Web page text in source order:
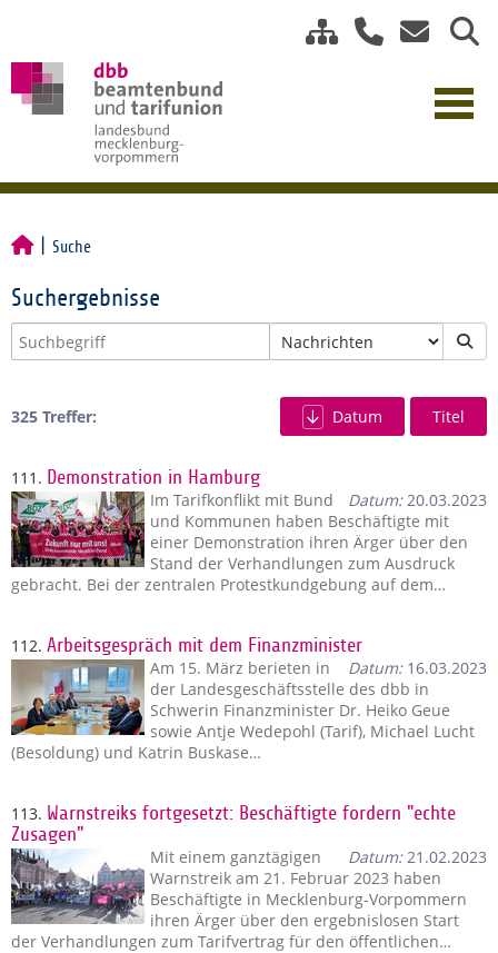
Suche
Suchergebnisse
325 Treffer: Datum Titel
111. Demonstration in Hamburg
Datum:20.03.2023
Im Tarifkonflikt mit Bund
und Kommunen haben Beschäftigte mit
einer Demonstration ihren Ärger über den
Stand der Verhandlungen zum Ausdruck
gebracht. Bei der zentralen Protestkundgebung auf dem…
112. Arbeitsgespräch mit dem Finanzminister
Datum:16.03.2023
Am 15. März berieten in
der Landesgeschäftsstelle des dbb in
Schwerin Finanzminister Dr. Heiko Geue
sowie Antje Wedepohl (Tarif), Michael Lucht
(Besoldung) und Katrin Buskase…
113. Warnstreiks fortgesetzt: Beschäftigte fordern "echte
Zusagen"
Datum:21.02.2023
Mit einem ganztägigen
Warnstreik am 21. Februar 2023 haben
Beschäftigte in Mecklenburg-Vorpommern
ihren Ärger über den ergebnislosen Start
der Verhandlungen zum Tarifvertrag für den öffentlichen…